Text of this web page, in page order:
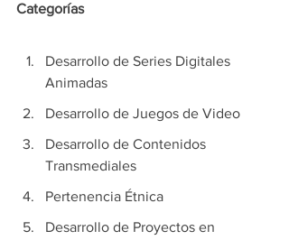
Categorías
Desarrollo de Series Digitales
Animadas
Desarrollo de Juegos de Video
Desarrollo de Contenidos
Transmediales
Pertenencia Étnica
Desarrollo de Proyectos en